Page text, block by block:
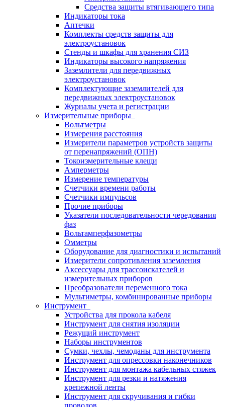
Средства защиты втягивающего типа
Индикаторы тока
Аптечки
Комплекты средств защиты для
электроустановок
Стенды и шкафы для хранения СИЗ
Индикаторы высокого напряжения
Заземлители для передвижных
электроустановок
Комплектующие заземлителей для
передвижных электроустановок
Журналы учета и регистрации
Измерительные приборы
Вольтметры
Измерения расстояния
Измерители параметров устройств защиты
от перенапряжений (ОПН)
Токоизмерительные клещи
Амперметры
Измерение температуры
Счетчики времени работы
Счетчики импульсов
Прочие приборы
Указатели последовательности чередования
фаз
Вольтамперфазометры
Омметры
Оборудование для диагностики и испытаний
Измерители сопротивления заземления
Аксессуары для трассоискателей и
измерительных приборов
Преобразователи переменного тока
Мультиметры, комбинированные приборы
Инструмент
Устройства для прокола кабеля
Инструмент для снятия изоляции
Режущий инструмент
Наборы инструментов
Сумки, чехлы, чемоданы для инструмента
Инструмент для опрессовки наконечников
Инструмент для монтажа кабельных стяжек
Инструмент для резки и натяжения
крепежной ленты
Инструмент для скручивания и гибки
проводов